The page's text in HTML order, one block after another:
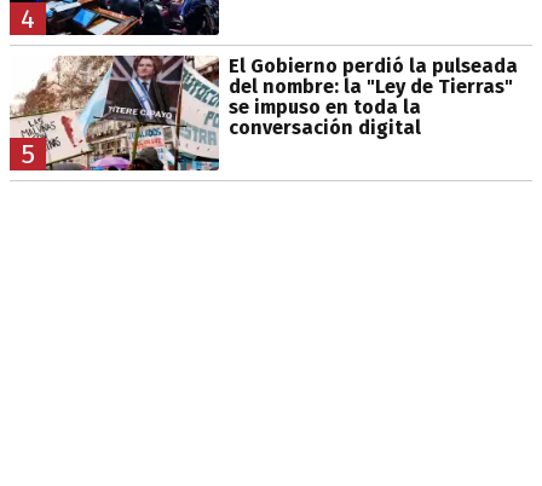
4
5
El Gobierno perdió la pulseada
del nombre: la "Ley de Tierras"
se impuso en toda la
conversación digital